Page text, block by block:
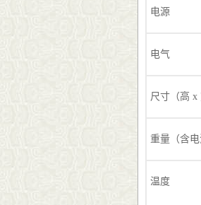
电源
电气
尺寸（高 x
重量（含电
温度